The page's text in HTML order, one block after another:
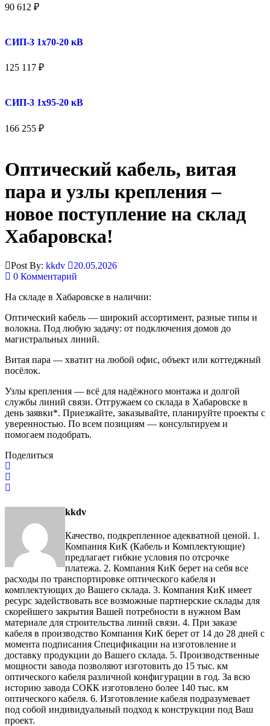
90 612 ₽
СИП-3 1x70-20 кВ
125 117 ₽
СИП-3 1x95-20 кВ
166 255 ₽
Оптический кабель, витая
пара и узлы крепления –
новое поступление на склад
Хабаровска!
Post By: kkdv
20.05.2026
0 Комментарий
На складе в Хабаровске в наличии:
Оптический кабель — широкий ассортимент, разные типы и
волокна. Под любую задачу: от подключения домов до
магистральных линий.
Витая пара — хватит на любой офис, объект или коттеджный
посёлок.
Узлы крепления — всё для надёжного монтажа и долгой
службы линий связи. Отгружаем со склада в Хабаровске в
день заявки*. Приезжайте, заказывайте, планируйте проекты с
уверенностью. По всем позициям — консультируем и
помогаем подобрать.
Поделиться
kkdv
Качество, подкрепленное адекватной ценой. 1.
Компания КиК (Кабель и Комплектующие)
предлагает гибкие условия по отсрочке
платежа. 2. Компания КиК берет на себя все
расходы по транспортировке оптического кабеля и
комплектующих до Вашего склада. 3. Компания КиК имеет
ресурс задействовать все возможные партнерские склады для
скорейшего закрытия Вашей потребности в нужном Вам
материале для строительства линий связи. 4. При заказе
кабеля в производство Компания КиК берет от 14 до 28 дней с
момента подписания Спецификации на изготовление и
доставку продукции до Вашего склада. 5. Производственные
мощности завода позволяют изготовить до 15 тыс. км
оптического кабеля различной конфигурации в год. За всю
историю завода СОКК изготовлено более 140 тыс. км
оптического кабеля. 6. Изготовление кабеля подразумевает
под собой индивидуальный подход к конструкции под Ваш
проект.